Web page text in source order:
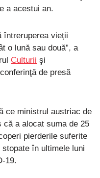
a acestui an.
întreruperea vieţii
o lună sau două”, a
Culturii şi
de presă
ce ministrul austriac de
că a alocat suma de 25
pierderile suferite
în ultimele luni
19.